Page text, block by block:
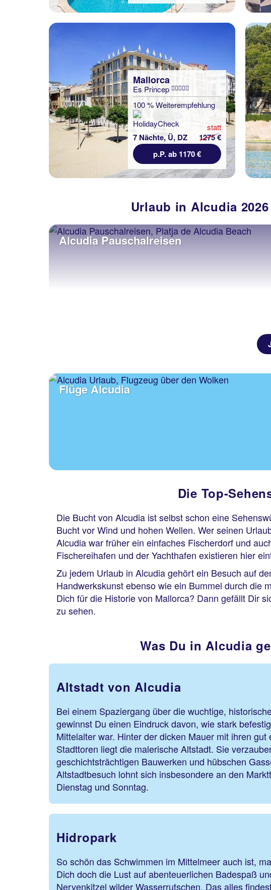
Mallorca
Es Princep
100 % Weiterempfehlung
7 Nächte, Ü, DZ
statt
1275 €
p.P. ab 1170 €
Urlaub in Alcudia
Alcudia Pauschalreisen
Flüge Alcudia
Die Top-
Die Bucht von Alcudia ist selbst schon eine
Bucht vor Wind und hohen Wellen. Wer seinen
Alcudia war früher ein einfaches Fischerdorf und
Fischereihafen und der Yachthafen existieren hier
Zu jedem Urlaub in Alcudia gehört ein Besuch auf
Handwerkskunst ebenso wie ein Bummel durch die
Dich für die Historie von Mallorca? Dann gefällt Dir
zu sehen.
Was Du in Alcudia
Altstadt von Alcudia
Bei einem Spaziergang über die wuchtige,
gewinnst Du einen Eindruck davon, wie stark
Mittelalter war. Hinter der dicken Mauer mit ihren gut
Stadttoren liegt die malerische Altstadt. Sie
geschichtsträchtigen Bauwerken und hübschen
Altstadtbesuch lohnt sich insbesondere an den
Dienstag und Sonntag.
Hidropark
So schön das Schwimmen im Mittelmeer auch ist,
Dich doch die Lust auf abenteuerlichen Badespaß
Nervenkitzel wilder Wasserrutschen. Das alles